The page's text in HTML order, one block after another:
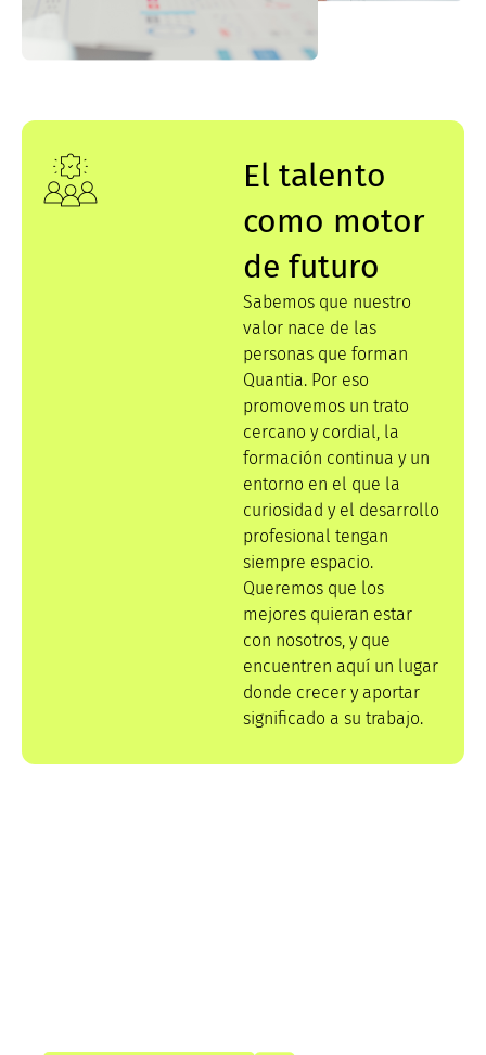
El talento
como motor
de futuro
Sabemos que nuestro
valor nace de las
personas que forman
Quantia. Por eso
promovemos un trato
cercano y cordial, la
formación continua y un
entorno en el que la
curiosidad y el desarrollo
profesional tengan
siempre espacio.
Queremos que los
mejores quieran estar
con nosotros, y que
encuentren aquí un lugar
donde crecer y aportar
significado a su trabajo.